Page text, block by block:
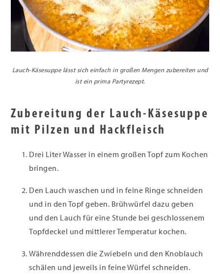
Lauch-Käsesuppe lässt sich einfach in großen Mengen zubereiten und
ist ein prima Partyrezept.
Zubereitung der Lauch-Käsesuppe
mit Pilzen und Hackfleisch
Drei Liter Wasser in einem großen Topf zum Kochen
bringen.
Den Lauch waschen und in feine Ringe schneiden
und in den Topf geben. Brühwürfel dazu geben
und den Lauch für eine Stunde bei geschlossenem
Topfdeckel und mittlerer Temperatur kochen.
Währenddessen die Zwiebeln und den Knoblauch
schälen und jeweils in feine Würfel schneiden.